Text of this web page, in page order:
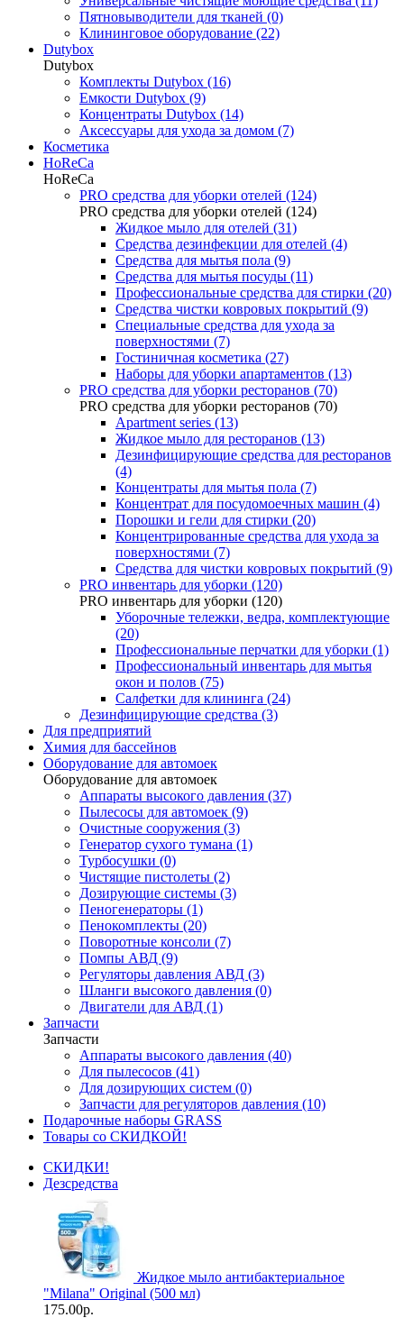
Пятновыводители для тканей (0)
Клининговое оборудование (22)
Dutybox
Dutybox
Комплекты Dutybox (16)
Емкости Dutybox (9)
Концентраты Dutybox (14)
Аксессуары для ухода за домом (7)
Косметика
HoReCa
HoReCa
PRO средства для уборки отелей (124)
PRO средства для уборки отелей (124)
Жидкое мыло для отелей (31)
Средства дезинфекции для отелей (4)
Средства для мытья пола (9)
Средства для мытья посуды (11)
Профессиональные средства для стирки (20)
Средства чистки ковровых покрытий (9)
Специальные средства для ухода за
поверхностями (7)
Гостиничная косметика (27)
Наборы для уборки апартаментов (13)
PRO средства для уборки ресторанов (70)
PRO средства для уборки ресторанов (70)
Apartment series (13)
Жидкое мыло для ресторанов (13)
Дезинфицирующие средства для ресторанов
(4)
Концентраты для мытья пола (7)
Концентрат для посудомоечных машин (4)
Порошки и гели для стирки (20)
Концентрированные средства для ухода за
поверхностями (7)
Средства для чистки ковровых покрытий (9)
PRO инвентарь для уборки (120)
PRO инвентарь для уборки (120)
Уборочные тележки, ведра, комплектующие
(20)
Профессиональные перчатки для уборки (1)
Профессиональный инвентарь для мытья
окон и полов (75)
Салфетки для клининга (24)
Дезинфицирующие средства (3)
Для предприятий
Химия для бассейнов
Оборудование для автомоек
Оборудование для автомоек
Аппараты высокого давления (37)
Пылесосы для автомоек (9)
Очистные сооружения (3)
Генератор сухого тумана (1)
Турбосушки (0)
Чистящие пистолеты (2)
Дозирующие системы (3)
Пеногенераторы (1)
Пенокомплекты (20)
Поворотные консоли (7)
Помпы АВД (9)
Регуляторы давления АВД (3)
Шланги высокого давления (0)
Двигатели для АВД (1)
Запчасти
Запчасти
Аппараты высокого давления (40)
Для пылесосов (41)
Для дозирующих систем (0)
Запчасти для регуляторов давления (10)
Подарочные наборы GRASS
Товары со СКИДКОЙ!
СКИДКИ!
Дезсредства
Жидкое мыло антибактериальное
"Milana" Original (500 мл)
175.00р.